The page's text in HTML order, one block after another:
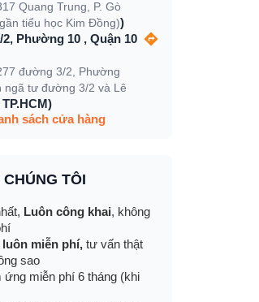
Quang Trung, P. Gò
tiểu học Kim Đồng))
Phường 10 , Quận 10
đường 3/2, Phường
ngã tư đường 3/2 và Lê
TP.HCM)
sách cửa hàng
TÔI
Luôn công khai, không
miễn phí, tư vấn thật
sao
ứng miễn phí 6 tháng (khi